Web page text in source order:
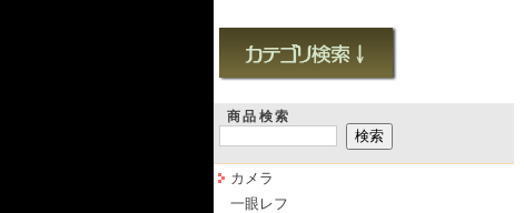
商品検索
カメラ
一眼レフ